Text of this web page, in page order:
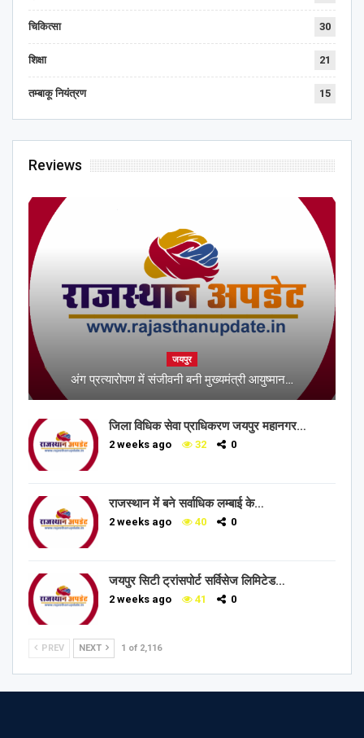
चिकित्सा 30
शिक्षा 21
तम्बाकू नियंत्रण 15
Reviews
जयपुर
अंग प्रत्यारोपण में संजीवनी बनी मुख्यमंत्री आयुष्मान…
जिला विधिक सेवा प्राधिकरण जयपुर महानगर…
2 weeks ago 32 0
राजस्थान में बने सर्वाधिक लम्बाई के…
2 weeks ago 40 0
जयपुर सिटी ट्रांसपोर्ट सर्विसेज लिमिटेड…
2 weeks ago 41 0
PREV NEXT 1 of 2,116